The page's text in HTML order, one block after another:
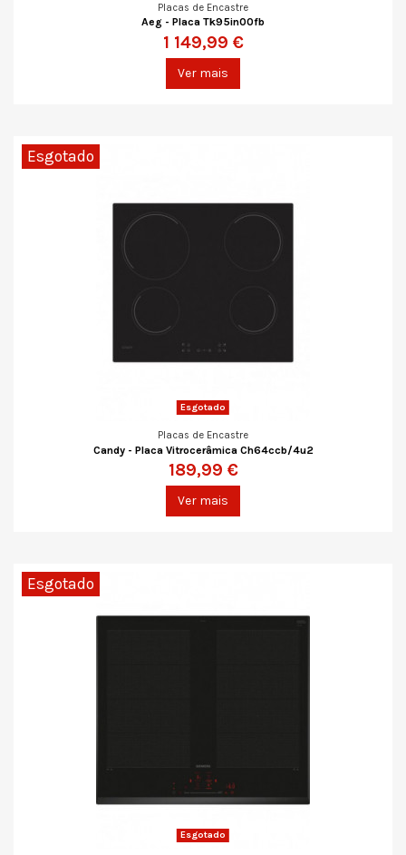
Placas de Encastre
Aeg - Placa Tk95in00fb
1 149,99 €
Ver mais
Esgotado
Esgotado
Placas de Encastre
Candy - Placa Vitrocerâmica Ch64ccb/4u2
189,99 €
Ver mais
Esgotado
Esgotado